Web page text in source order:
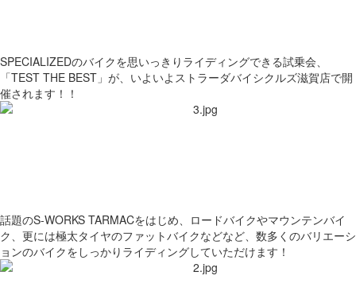
SPECIALIZEDのバイクを思いっきりライディングできる試乗会、
「TEST THE BEST」が、いよいよストラーダバイシクルズ滋賀店で開
催されます！！
話題のS-WORKS TARMACをはじめ、ロードバイクやマウンテンバイ
ク、更には極太タイヤのファットバイクなどなど、数多くのバリエーシ
ョンのバイクをしっかりライディングしていただけます！